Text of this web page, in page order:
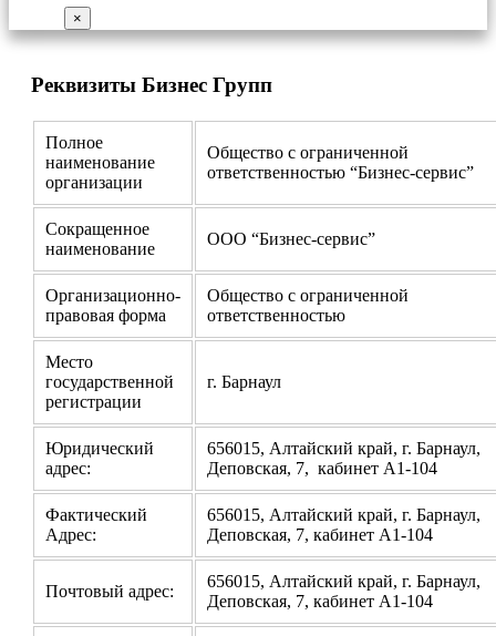
×
Реквизиты Бизнес Групп
Полное
наименование
организации
Общество с ограниченной
ответственностью “Бизнес-сервис”
Сокращенное
наименование
ООО “Бизнес-сервис”
Организационно-
правовая форма
Общество с ограниченной
ответственностью
Место
государственной
регистрации
г. Барнаул
Юридический
адрес:
656015, Алтайский край, г. Барнаул,
Деповская, 7, кабинет А1-104
Фактический
Адрес:
656015, Алтайский край, г. Барнаул,
Деповская, 7, кабинет А1-104
Почтовый адрес:
656015, Алтайский край, г. Барнаул,
Деповская, 7, кабинет А1-104